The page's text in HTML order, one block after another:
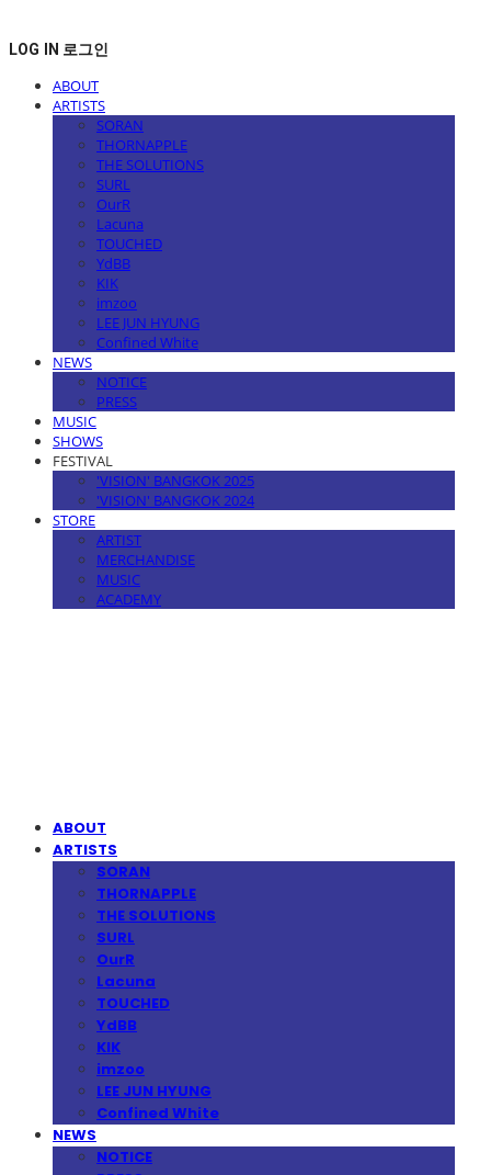
LOG IN 로그인
ABOUT
ARTISTS
SORAN
THORNAPPLE
THE SOLUTIONS
SURL
OurR
Lacuna
TOUCHED
YdBB
KIK
imzoo
LEE JUN HYUNG
Confined White
NEWS
NOTICE
PRESS
MUSIC
SHOWS
FESTIVAL
'VISION' BANGKOK 2025
'VISION' BANGKOK 2024
STORE
ARTIST
MERCHANDISE
MUSIC
ACADEMY
ABOUT
ARTISTS
SORAN
THORNAPPLE
THE SOLUTIONS
SURL
OurR
Lacuna
TOUCHED
YdBB
KIK
imzoo
LEE JUN HYUNG
Confined White
NEWS
NOTICE